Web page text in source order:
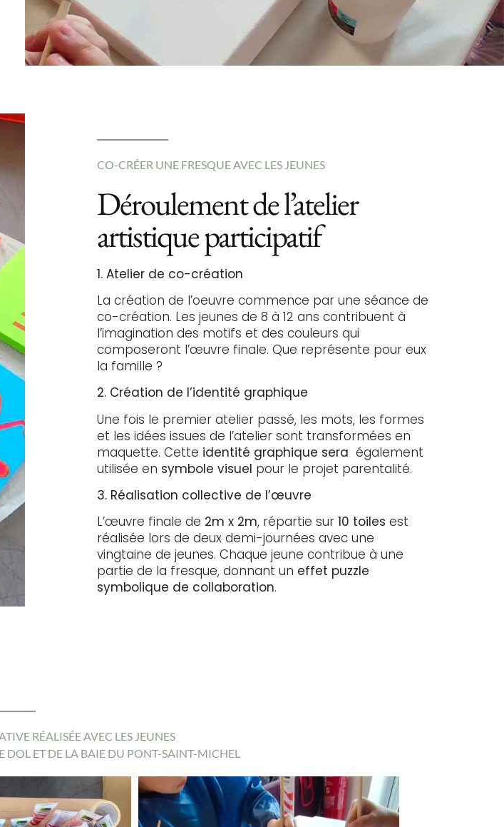
CO-CRÉER UNE FRESQUE AVEC LES JEUNES
Déroulement de l’atelier
artistique participatif
1. Atelier de co-création
La création de l’oeuvre commence par une séance de
co-création. Les jeunes de 8 à 12 ans contribuent à
l’imagination des motifs et des couleurs qui
composeront l’œuvre finale. Que représente pour eux
la famille ?
2. Création de l’identité graphique
Une fois le premier atelier passé, les mots, les formes
et les idées issues de l’atelier sont transformées en
maquette. Cette identité graphique sera également
utilisée en symbole visuel pour le projet parentalité.
3. Réalisation collective de l’œuvre
L’œuvre finale de 2m x 2m, répartie sur 10 toiles est
réalisée lors de deux demi-journées avec une
vingtaine de jeunes. Chaque jeune contribue à une
partie de la fresque, donnant un effet puzzle
symbolique de collaboration.
RÉALISÉE AVEC LES JEUNES
ET DE LA BAIE DU PONT-SAINT-MICHEL